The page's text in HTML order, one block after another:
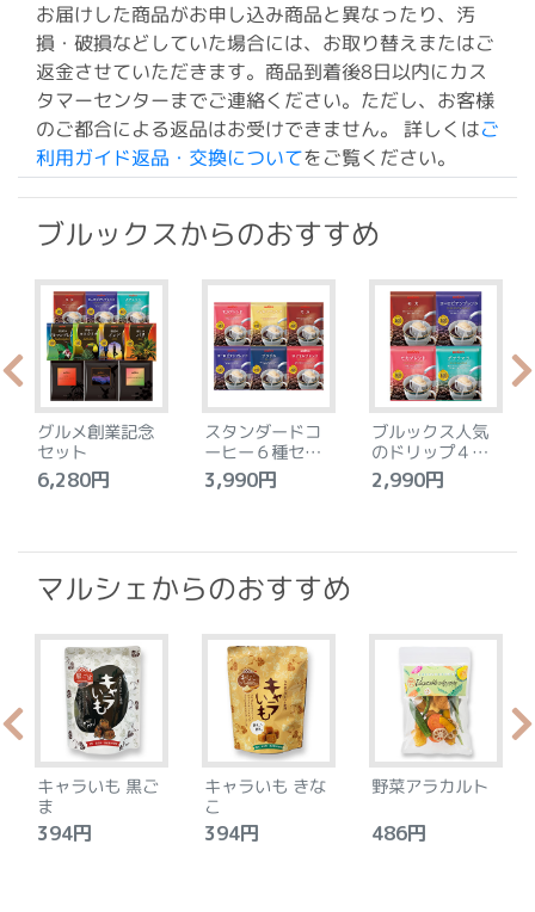
お届けした商品がお申し込み商品と異なったり、汚
損・破損などしていた場合には、お取り替えまたはご
返金させていただきます。商品到着後8日以内にカス
タマーセンターまでご連絡ください。ただし、お客様
のご都合による返品はお受けできません。 詳しくはご
利用ガイド返品・交換についてをご覧ください。
ブルックスからのおすすめ
グルメ創業記念
セット
6,280円
スタンダードコ
ーヒー６種セッ
ト
3,990円
ブルックス人気
のドリップ４種
セット
2,990円
マルシェからのおすすめ
キャラいも 黒ご
ま
394円
キャラいも きな
こ
394円
野菜アラカルト
486円